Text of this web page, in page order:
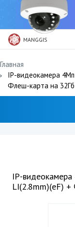
MANGGIS
Главная
IP-видеокамера 4Мп
Флеш-карта на 32Гб
IP-
LI(2.8mm)(eF)